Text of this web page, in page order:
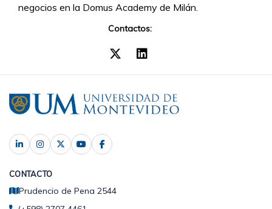
negocios en la Domus Academy de Milán.
Contactos:
CONTACTO
Prudencio de Pena 2544